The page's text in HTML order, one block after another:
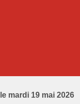
mardi 19 mai 2026